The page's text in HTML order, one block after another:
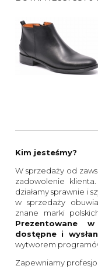
Kim jesteśmy?
W sprzedaży od
zadowolenie
działamy sprawnie i
w sprzedaży
znane marki
Prezentowane
dostępne i
wytworem
Zapewniamy